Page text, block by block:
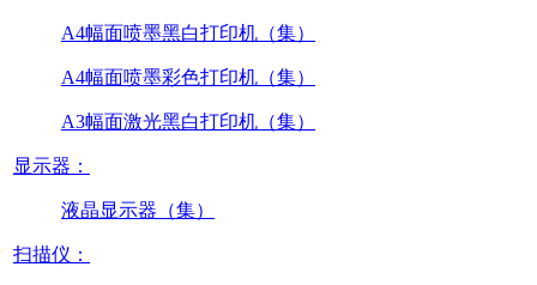
A4幅面喷墨黑白打印机（集）
A4幅面喷墨彩色打印机（集）
A3幅面激光黑白打印机（集）
显示器：
液晶显示器（集）
扫描仪：